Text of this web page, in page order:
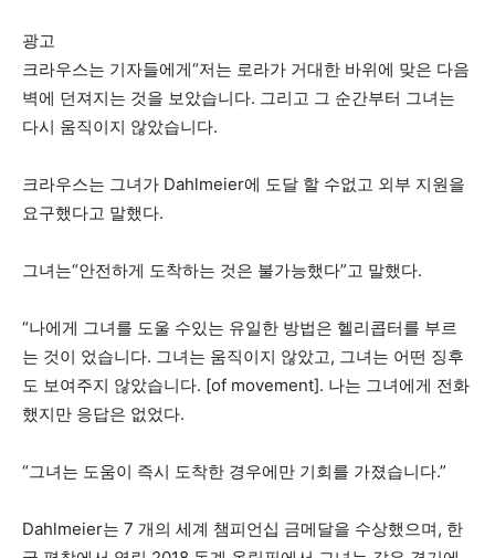
광고
크라우스는 기자들에게“저는 로라가 거대한 바위에 맞은 다음
벽에 던져지는 것을 보았습니다. 그리고 그 순간부터 그녀는
다시 움직이지 않았습니다.
크라우스는 그녀가 Dahlmeier에 도달 할 수없고 외부 지원을
요구했다고 말했다.
그녀는“안전하게 도착하는 것은 불가능했다”고 말했다.
“나에게 그녀를 도울 수있는 유일한 방법은 헬리콥터를 부르
는 것이 었습니다. 그녀는 움직이지 않았고, 그녀는 어떤 징후
도 보여주지 않았습니다. [of movement]. 나는 그녀에게 전화
했지만 응답은 없었다.
“그녀는 도움이 즉시 도착한 경우에만 기회를 가졌습니다.”
Dahlmeier는 7 개의 세계 챔피언십 금메달을 수상했으며, 한